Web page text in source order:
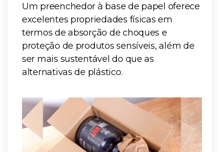
Um preenchedor à base de papel oferece
excelentes propriedades físicas em
termos de absorção de choques e
proteção de produtos sensíveis, além de
ser mais sustentável do que as
alternativas de plástico.